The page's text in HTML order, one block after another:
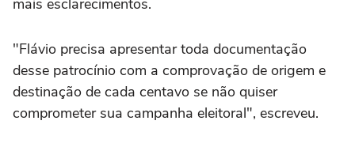
"Flávio precisa apresentar toda documentação
desse patrocínio com a comprovação de origem e
destinação de cada centavo se não quiser
comprometer sua campanha eleitoral", escreveu.